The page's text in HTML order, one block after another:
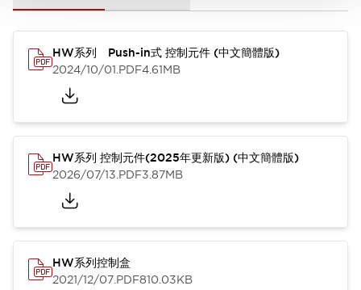
HW系列 Push-in式 控制元件 (中文簡體版)
2024/10/01.PDF4.61MB
HW系列 控制元件(2025年更新版) (中文簡體版)
2026/07/13.PDF3.87MB
HW系列控制盒
2021/12/07.PDF810.03KB